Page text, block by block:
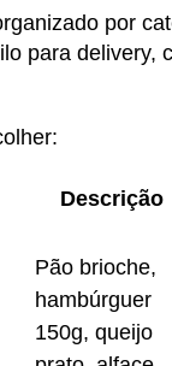
por
para delivery,
Descrição
Pão brioche,
hambúrguer
150g, queijo